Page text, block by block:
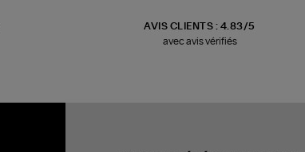
AVIS CLIENTS : 4.83/5
avec avis vérifiés